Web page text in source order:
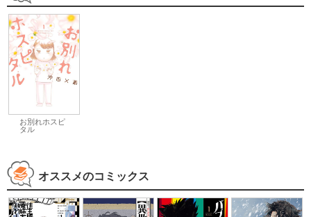
お別れホスピ
タル
オススメのコミックス